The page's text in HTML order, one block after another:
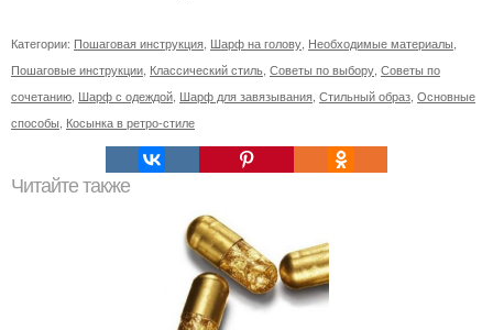
Категории: Пошаговая инструкция Шарф на голову Необходимые материалы
Пошаговые инструкции Классический стиль Советы по выбору Советы по
сочетанию Шарф с одеждой Шарф для завязывания Стильный образ Основные
способы Косынка в ретро-стиле
Читайте также